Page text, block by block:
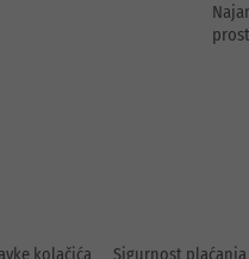
kolačića Sigurnost plaćanja